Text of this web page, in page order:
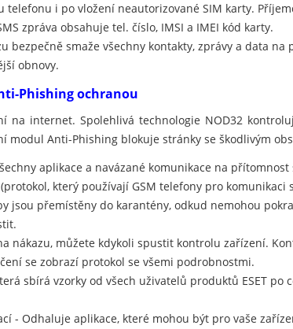
telefonu i po vložení neautorizované SIM karty.
zpráva obsahuje tel. číslo, IMSI a IMEI kód karty.
bezpečně smaže všechny kontakty, zprávy a data
obnovy.
Phishing ochranou
internet. Spolehlivá technologie NOD32
modul Anti-Phishing blokuje stránky se škodlivým
aplikace a navázané komunikace na
který používají GSM telefony pro komunikaci
jsou přemístěny do karantény, odkud nemohou
nákazu, můžete kdykoli spustit kontrolu zařízení.
se zobrazí protokol se všemi podrobnostmi.
sbírá vzorky od všech uživatelů produktů ESET
- Odhaluje aplikace, které mohou být pro vaše